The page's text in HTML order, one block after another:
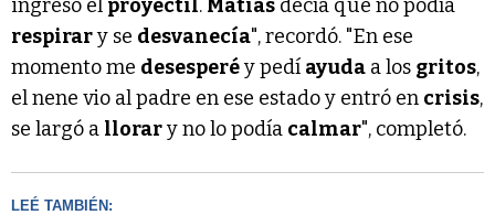
ingresó el proyectil. Matías decía que no podía
respirary se desvanecía", recordó. "En ese
momento me desesperéy pedí ayuda a los gritos,
el nene vio al padre en ese estado y entró en crisis,
se largó a llorary no lo podía calmar", completó.
LEÉ TAMBIÉN: